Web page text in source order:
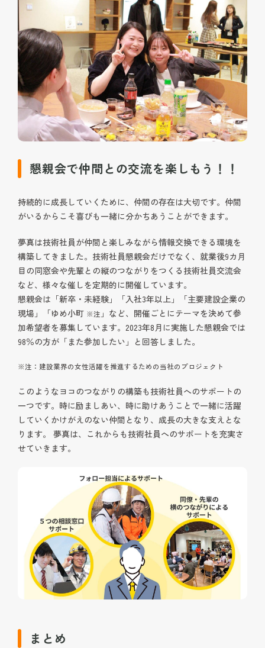
懇親会で仲間との交流を楽しもう！！
持続的に成長していくために、仲間の存在は大切です。仲間
がいるからこそ喜びも一緒に分かちあうことができます。
夢真は技術社員が仲間と楽しみながら情報交換できる環境を
構築してきました。技術社員懇親会だけでなく、就業後9カ月
目の同窓会や先輩との縦のつながりをつくる技術社員交流会
など、様々な催しを定期的に開催しています。
懇親会は「新卒・未経験」「入社3年以上」「主要建設企業の
現場」「ゆめ小町 ※注 」など、開催ごとにテーマを決めて参
加希望者を募集しています。2023年8月に実施した懇親会では
98％の方が「また参加したい」と回答しました。
※注：建設業界の女性活躍を推進するための当社のプロジェクト
このようなヨコのつながりの構築も技術社員へのサポートの
一つです。時に励ましあい、時に助けあうことで一緒に活躍
していくかけがえのない仲間となり、成長の大きな支えとな
ります。 夢真は、これからも技術社員へのサポートを充実さ
せていきます。
まとめ